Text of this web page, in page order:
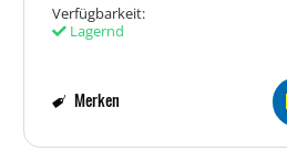
Verfügbarkeit:
Lagernd
Merken